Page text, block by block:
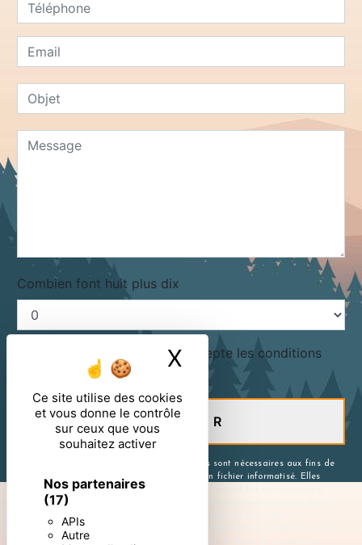
Ce site utilise des cookies
et vous donne le contrôle
sur ceux que vous
souhaitez activer
Nos partenaires
(17)
APIs
Autre
X Masquer le
Combien font huit plus dix
En cochant cette case, j'accepte les conditions
particulières ci-dessous **
ENVOYER
** Les données personnelles communiquées sont nécessaires aux fins de
vous contacter et sont enregistrées dans un fichier informatisé. Elles
sont destinées à et ses sous-traitants dans le seul but de répondre à
votre message. Les données collectées seront communiquées aux seuls
destinataires suivants: . Vous disposez de droits d’accès, de
rectification, d’effacement, de portabilité, de limitation, d’opposition, de
retrait de votre consentement à tout moment et du droit d’introduire